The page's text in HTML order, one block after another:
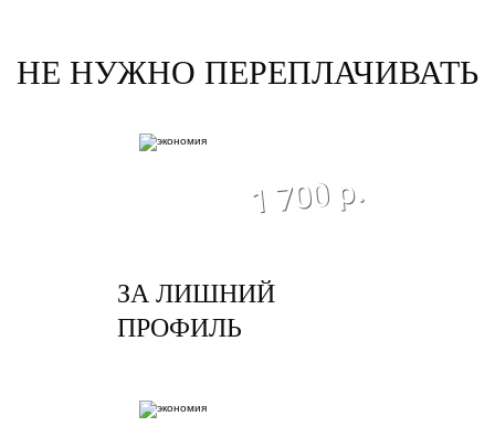
НЕ НУЖНО ПЕРЕПЛАЧИВАТЬ
1 700 р.
ЗА ЛИШНИЙ
ПРОФИЛЬ